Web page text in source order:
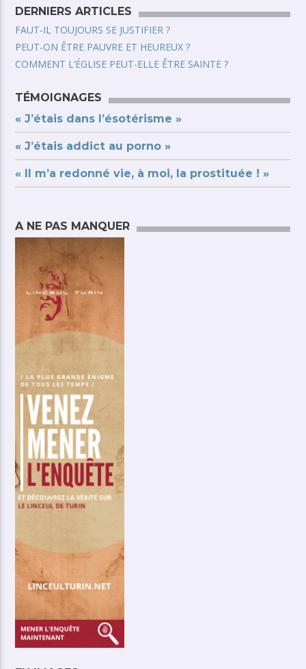
DERNIERS ARTICLES
FAUT-IL TOUJOURS SE JUSTIFIER ?
PEUT-ON ÊTRE PAUVRE ET HEUREUX ?
COMMENT L’ÉGLISE PEUT-ELLE ÊTRE SAINTE ?
TÉMOIGNAGES
« J’étais dans l’ésotérisme »
« J’étais addict au porno »
« Il m’a redonné vie, à moi, la prostituée ! »
A NE PAS MANQUER